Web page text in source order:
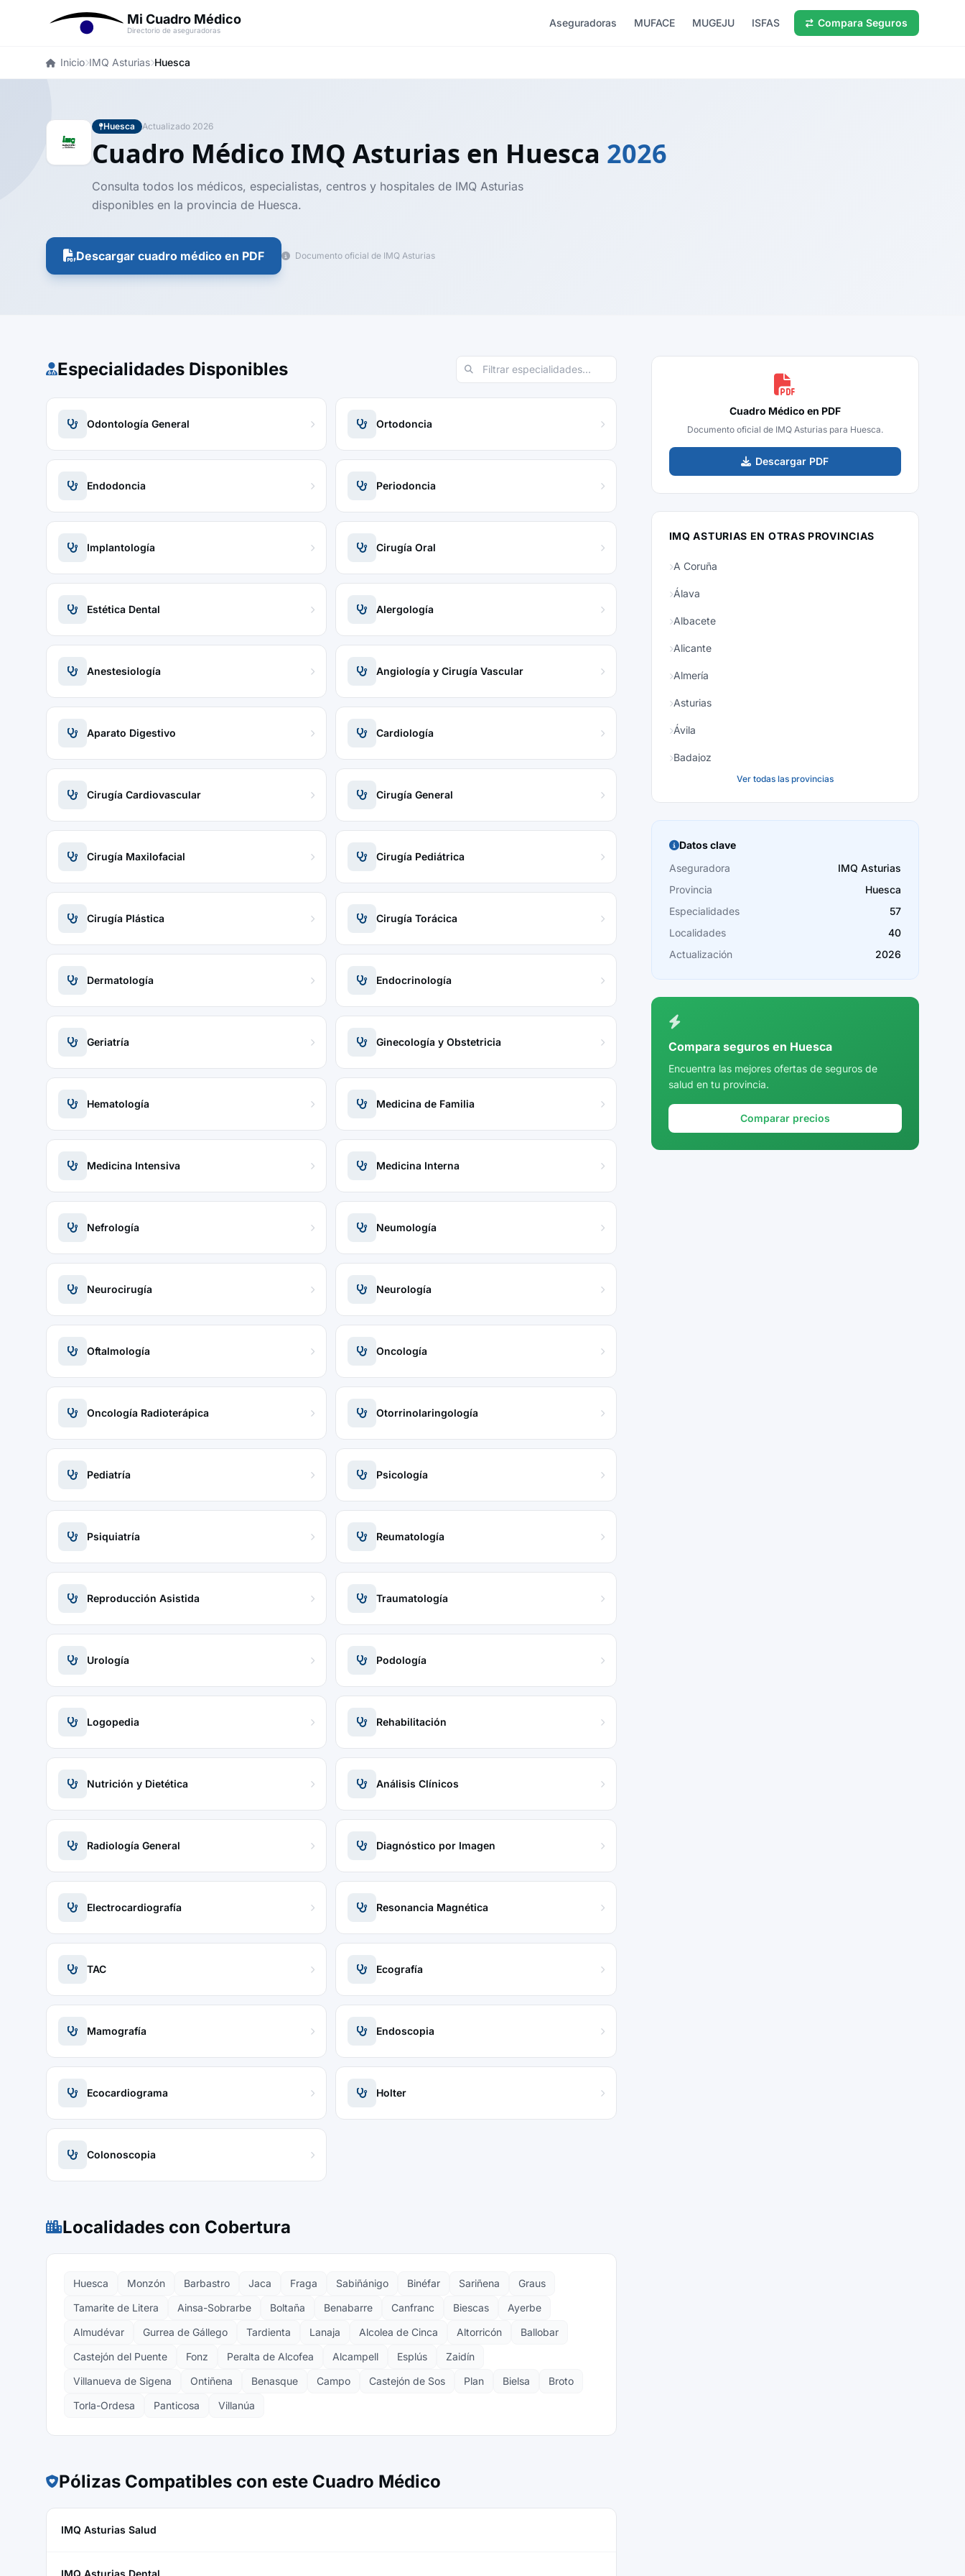
Mi Cuadro Médico
Directorio de aseguradoras
Aseguradoras MUFACE MUGEJU ISFAS Compara Seguros
Inicio IMQ Asturias Huesca
Huesca Actualizado 2026
Cuadro Médico IMQ Asturias en Huesca 2026
Consulta todos los médicos, especialistas, centros y hospitales de IMQ Asturias
disponibles en la provincia de Huesca.
Descargar cuadro médico en PDF Documento oficial de IMQ Asturias
Especialidades Disponibles
Odontología General Ortodoncia
Endodoncia Periodoncia
Implantología Cirugía Oral
Estética Dental Alergología
Anestesiología Angiología y Cirugía Vascular
Aparato Digestivo Cardiología
Cirugía Cardiovascular Cirugía General
Cirugía Maxilofacial Cirugía Pediátrica
Cirugía Plástica Cirugía Torácica
Dermatología Endocrinología
Geriatría Ginecología y Obstetricia
Hematología Medicina de Familia
Medicina Intensiva Medicina Interna
Nefrología Neumología
Neurocirugía Neurología
Oftalmología Oncología
Oncología Radioterápica Otorrinolaringología
Pediatría Psicología
Psiquiatría Reumatología
Reproducción Asistida Traumatología
Urología Podología
Logopedia Rehabilitación
Nutrición y Dietética Análisis Clínicos
Radiología General Diagnóstico por Imagen
Electrocardiografía Resonancia Magnética
TAC Ecografía
Mamografía Endoscopia
Ecocardiograma Holter
Colonoscopia
Localidades con Cobertura
Huesca Monzón Barbastro Jaca Fraga Sabiñánigo Binéfar Sariñena
Graus
Tamarite de Litera
Ainsa-Sobrarbe Boltaña Benabarre Canfranc Biescas
Ayerbe
Almudévar
Gurrea de Gállego Tardienta Lanaja Alcolea de Cinca Altorricón
Ballobar
Castejón del Puente
Fonz Peralta de Alcofea Alcampell Esplús
Zaidín
Villanueva de Sigena
Ontiñena Benasque Campo Castejón de Sos Plan Bielsa
Broto
Torla-Ordesa
Panticosa Villanúa
Pólizas Compatibles con este Cuadro Médico
IMQ Asturias Salud
IMQ Asturias Dental
Cuadro Médico en PDF
Documento oficial de IMQ Asturias para Huesca.
Descargar PDF
IMQ ASTURIAS EN OTRAS PROVINCIAS
A Coruña
Álava
Albacete
Alicante
Almería
Asturias
Ávila
Badajoz
Burgos
Cáceres
Cádiz
Cantabria
Castellón
Córdoba
Cuenca
Girona
Ver todas las provincias
Datos clave
Aseguradora
IMQ Asturias
Provincia
Huesca
Especialidades
57
Localidades
40
Actualización
2026
Compara seguros en Huesca
Encuentra las mejores ofertas de seguros de
salud en tu provincia.
Comparar precios